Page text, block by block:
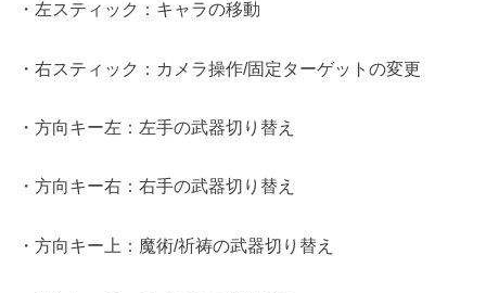
・左スティック：キャラの移動
・右スティック：カメラ操作/固定ターゲットの変更
・方向キー左：左手の武器切り替え
・方向キー右：右手の武器切り替え
・方向キー上：魔術/祈祷の武器切り替え